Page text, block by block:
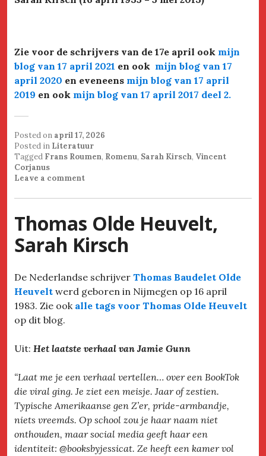
Zie voor de schrijvers van de 17e april ook mijn
blog van 17 april 2021 en ook mijn blog van 17
april 2020 en eveneens mijn blog van 17 april
2019 en ook mijn blog van 17 april 2017 deel 2.
Posted on april 17, 2026
Posted in Literatuur
Tagged Frans Roumen, Romenu, Sarah Kirsch, Vincent
Corjanus
Leave a comment
Thomas Olde Heuvelt,
Sarah Kirsch
De Nederlandse schrijver Thomas Baudelet Olde
Heuvelt werd geboren in Nijmegen op 16 april
1983. Zie ook alle tags voor Thomas Olde Heuvelt
op dit blog.
Uit: Het laatste verhaal van Jamie Gunn
“Laat me je een verhaal vertellen… over een BookTok
die viral ging. Je ziet een meisje. Jaar of zestien.
Typische Amerikaanse gen Z’er, pride-armbandje,
niets vreemds. Op school zou je haar naam niet
onthouden, maar social media geeft haar een
identiteit: @booksbyjessicat. Ze heeft een kamer vol